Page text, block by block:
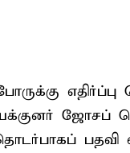
எதிர்ப்பு
ஜோசப்
பதவி